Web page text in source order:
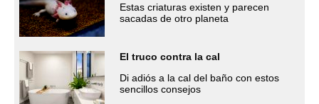
Estas criaturas existen y parecen
sacadas de otro planeta
El truco contra la cal
Di adiós a la cal del baño con estos
sencillos consejos